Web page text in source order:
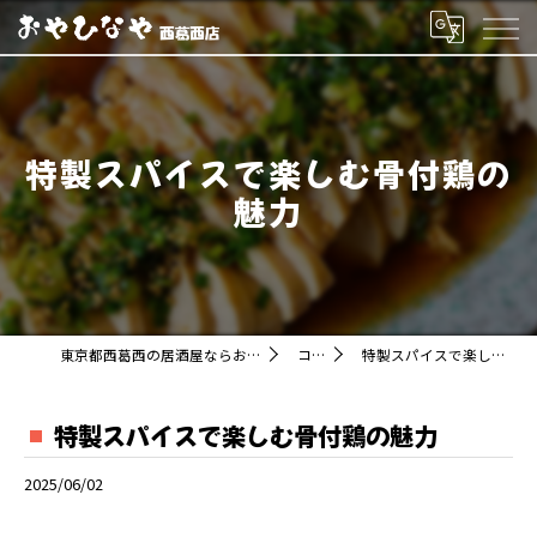
特製スパイスで楽しむ骨付鶏の
魅力
東京都西葛西の居酒屋ならおやひなや 西葛西店 コラム 特製スパイスで楽しむ骨付鶏の魅力
特製スパイスで楽しむ骨付鶏の魅力
2025/06/02